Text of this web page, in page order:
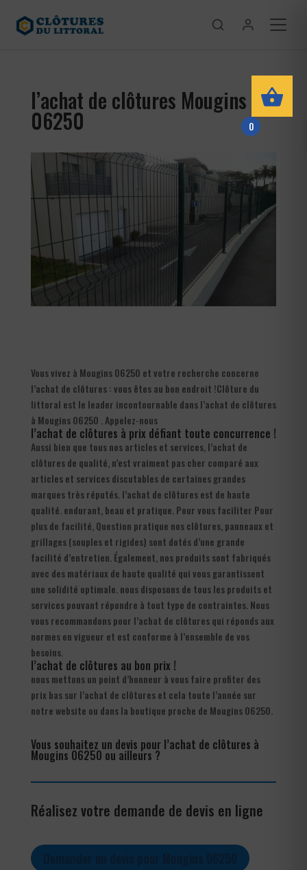
l’achat de clôtures Mougins
06250
Vous vivez à Mougins 06250 et votre recherche concerne
l’achat de clôtures : vous êtes au bon endroit !Clôture du
littoral est le leader incontournable dans l’achat de clôtures
à Mougins 06250 . Appelez-nous
l’achat de clôtures à prix défiant toute concurrence !
Aussi bien que tous nos articles et services, l’achat de
clôtures de qualité, n’est vraiment pas cher comparé aux
articles et services discutables de certaines grandes
marques très réputés. l’achat de clôtures est de haute
qualité. endurant, beau et pratique. Pour vous faciliter Pour
plus de facilité, Question pratique nos clôtures, panneaux et
grillages (souples et rigides) sont dotés d’une grande
facilité d’entretien. Également, nos produits sont fabriqués
avec des matériaux de haute qualité qui vous garantissent
une solidité optimale. nous disposons de tous les produits et
services pouvant répondre à tout type de contraintes. Nous
vous recommandons pour l’achat de clôtures qui réponds aux
normes en vigueur et est conforme à l’ensemble de vos
besoins.
l’achat de clôtures au bon prix !
nous mettons un point d’honneur à vous faire profiter des
prix bas sur l’achat de clôtures et cela toute l’année sur
notre website ou dans la boutique proche de Mougins 06250.
Vous souhaitez un devis pour l’achat de clôtures à
Mougins 06250 ou ailleurs ?
Réalisez votre demande de devis en ligne
0